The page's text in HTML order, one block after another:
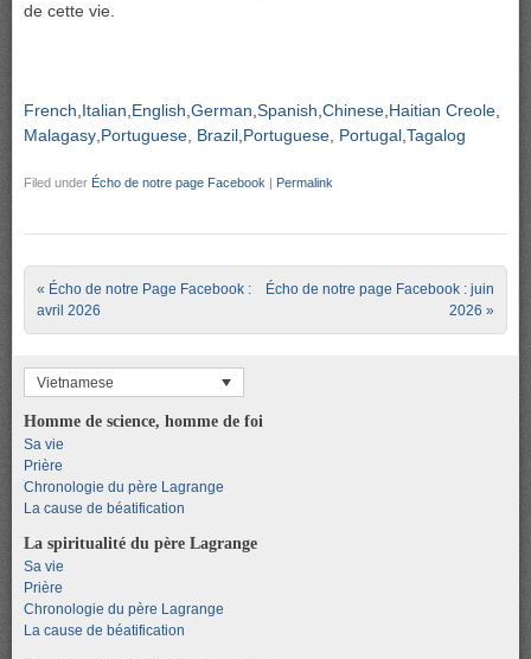
de cette vie.
French Italian English German Spanish Chinese Haitian Creole
Malagasy Portuguese, Brazil Portuguese, Portugal Tagalog
Filed under Écho de notre page Facebook | Permalink
Post navigation
« Écho de notre Page Facebook :
avril 2026
Écho de notre page Facebook : juin
2026 »
Vietnamese
Homme de science, homme de foi
Sa vie
Prière
Chronologie du père Lagrange
La cause de béatification
La spiritualité du père Lagrange
Sa vie
Prière
Chronologie du père Lagrange
La cause de béatification